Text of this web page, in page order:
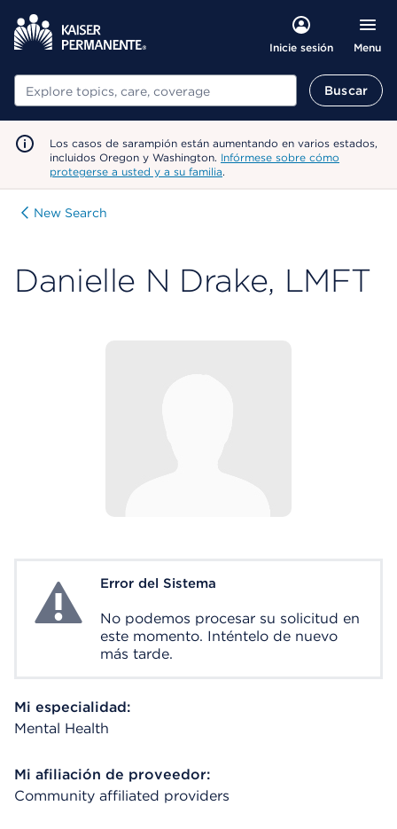
Inicie sesión Menu
Buscar Buscar
Los casos de sarampión están aumentando en varios estados,
incluidos Oregon y Washington. Infórmese sobre cómo
protegerse a usted y a su familia.
New Search
Danielle N Drake, LMFT
System ErrorError del Sistema
No podemos procesar su solicitud en
este momento. Inténtelo de nuevo
más tarde.
Mi especialidad:
Mental Health
Mi afiliación de proveedor:
Community affiliated providers